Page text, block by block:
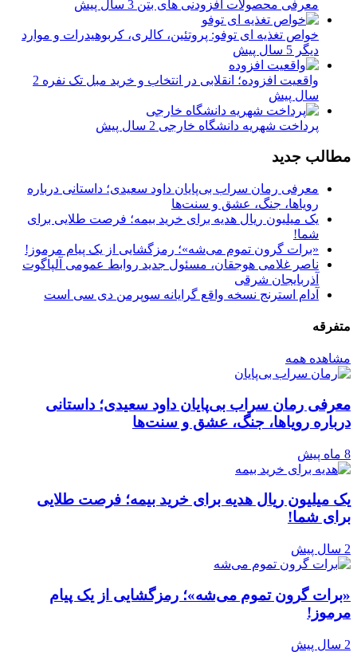
معرفی محصولات افزودنی های بتن 3 سال پیش
خواص تغذیه ای توفو: پروتئین، کالری، کربوهیدرات و موارد
دیگر 5 سال پیش
واقعیت افزوده؛ انقلابی در انتخاب و خرید مبل تک نفره 2
سال پیش
پرداخت شهریه دانشگاه خارجی 2 سال پیش
مطالب جدید
معرفی رمان سراب بی‌پایان داود سعیدی؛ داستانی درباره
رویاها، جنگ، عشق و سنت‌ها
یک میلیون ریال هدیه برای خرید بیمه؛ فرصت طلایی برای
شما!
«برات گرون تموم می‌شه»؛ رمزگشایی از یک پیام مرموز!
ناصر غلامی هوجقان، مسئول جدید روابط عمومی آلپاگوت
آذربایجان شرقی
آدام استرنج نسخه واقع گرایانه سوپرمن دی سی است
متفرقه
مشاهده همه
معرفی رمان سراب بی‌پایان داود سعیدی؛ داستانی
درباره رویاها، جنگ، عشق و سنت‌ها
8 ماه پیش
یک میلیون ریال هدیه برای خرید بیمه؛ فرصت طلایی
برای شما!
2 سال پیش
«برات گرون تموم می‌شه»؛ رمزگشایی از یک پیام
مرموز!
2 سال پیش